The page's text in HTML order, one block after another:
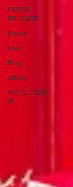
PRESS
RELEASE
Movie
Idea
Blog
eBlog
やさなご放送
局